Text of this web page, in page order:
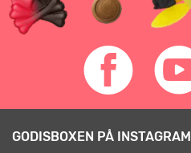
GODISBOXEN PÅ INSTAGRAM